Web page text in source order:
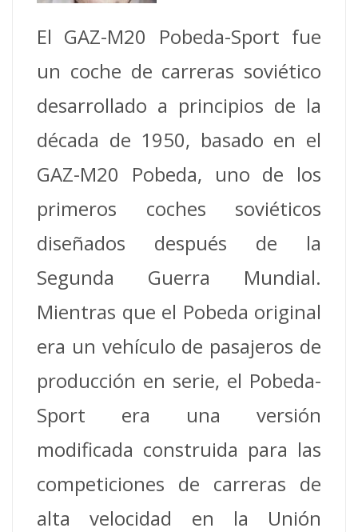
El GAZ-M20 Pobeda-Sport fue
un coche de carreras soviético
desarrollado a principios de la
década de 1950, basado en el
GAZ-M20 Pobeda, uno de los
primeros coches soviéticos
diseñados después de la
Segunda Guerra Mundial.
Mientras que el Pobeda original
era un vehículo de pasajeros de
producción en serie, el Pobeda-
Sport era una versión
modificada construida para las
competiciones de carreras de
alta velocidad en la Unión